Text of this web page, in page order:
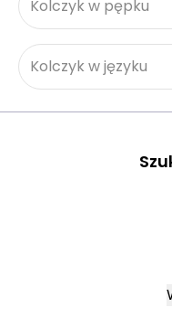
Kolczyk w pępku
Kolczyk w języku